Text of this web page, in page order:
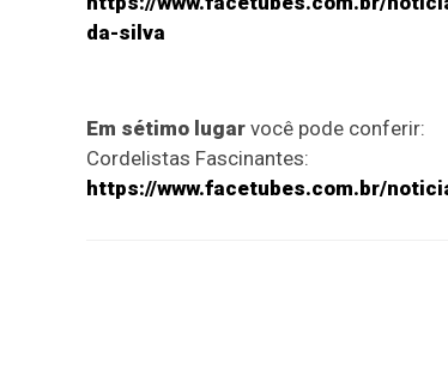
da-silva
Em sétimo lugar você pode conferir:
Cordelistas Fascinantes:
https://www.facetubes.com.br/